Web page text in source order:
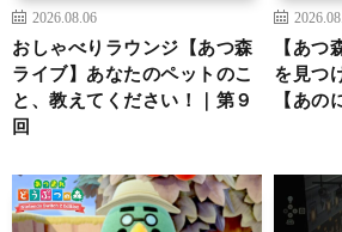
2026.08.06
おしゃべりラウンジ【あつ森
ライブ】あなたのペットのこ
と、教えてください！｜第９
回
【あ
を見つ
【あ